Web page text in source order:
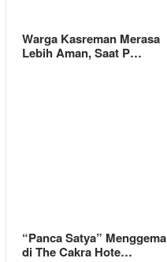
Warga Kasreman Merasa
Lebih Aman, Saat P…
“Panca Satya” Menggema
di The Cakra Hote…